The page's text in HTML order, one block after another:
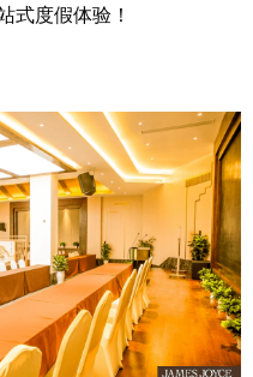
式度假体验！